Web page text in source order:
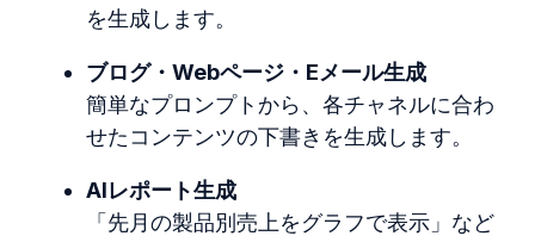
を生成します。
ブログ・Webページ・Eメール生成
簡単なプロンプトから、各チャネルに合わ
せたコンテンツの下書きを生成します。
AIレポート生成
「先月の製品別売上をグラフで表示」など